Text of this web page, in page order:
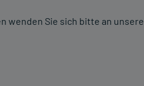
wenden Sie sich bitte an unsere